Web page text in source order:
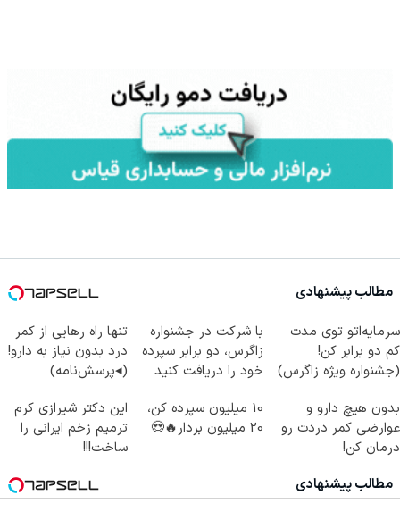
مطالب پیشنهادی
سرمایه‌اتو توی مدت
کم دو برابر کن!
(جشنواره ویژه زاگرس)
با شرکت در جشنواره
زاگرس، دو برابر سپرده
خود را دریافت کنید
تنها راه رهایی از کمر
درد بدون نیاز به دارو!
(◂پرسش‌نامه)
بدون هیچ دارو و
عوارضی کمر دردت رو
درمان کن!
10 میلیون سپرده کن،
20 میلیون بردار🔥😍
این دکتر شیرازی کرم
ترمیم زخم ایرانی را
ساخت!!!
مطالب پیشنهادی